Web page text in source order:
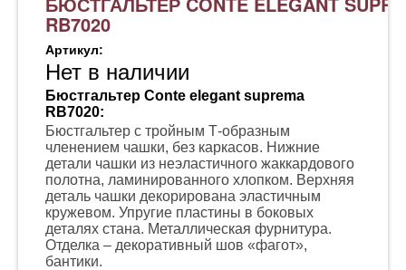
RB7020
Артикул:
Нет в наличии
Бюстгальтер Conte elegant suprema
RB7020:
Бюстгальтер с тройным Т-образным
членением чашки, без каркасов. Нижние
детали чашки из неэластичного жаккардового
полотна, ламинированного хлопком. Верхняя
деталь чашки декорирована эластичным
кружевом. Упругие пластины в боковых
деталях стана. Металлическая фурнитура.
Отделка – декоративный шов «фагот»,
бантики.